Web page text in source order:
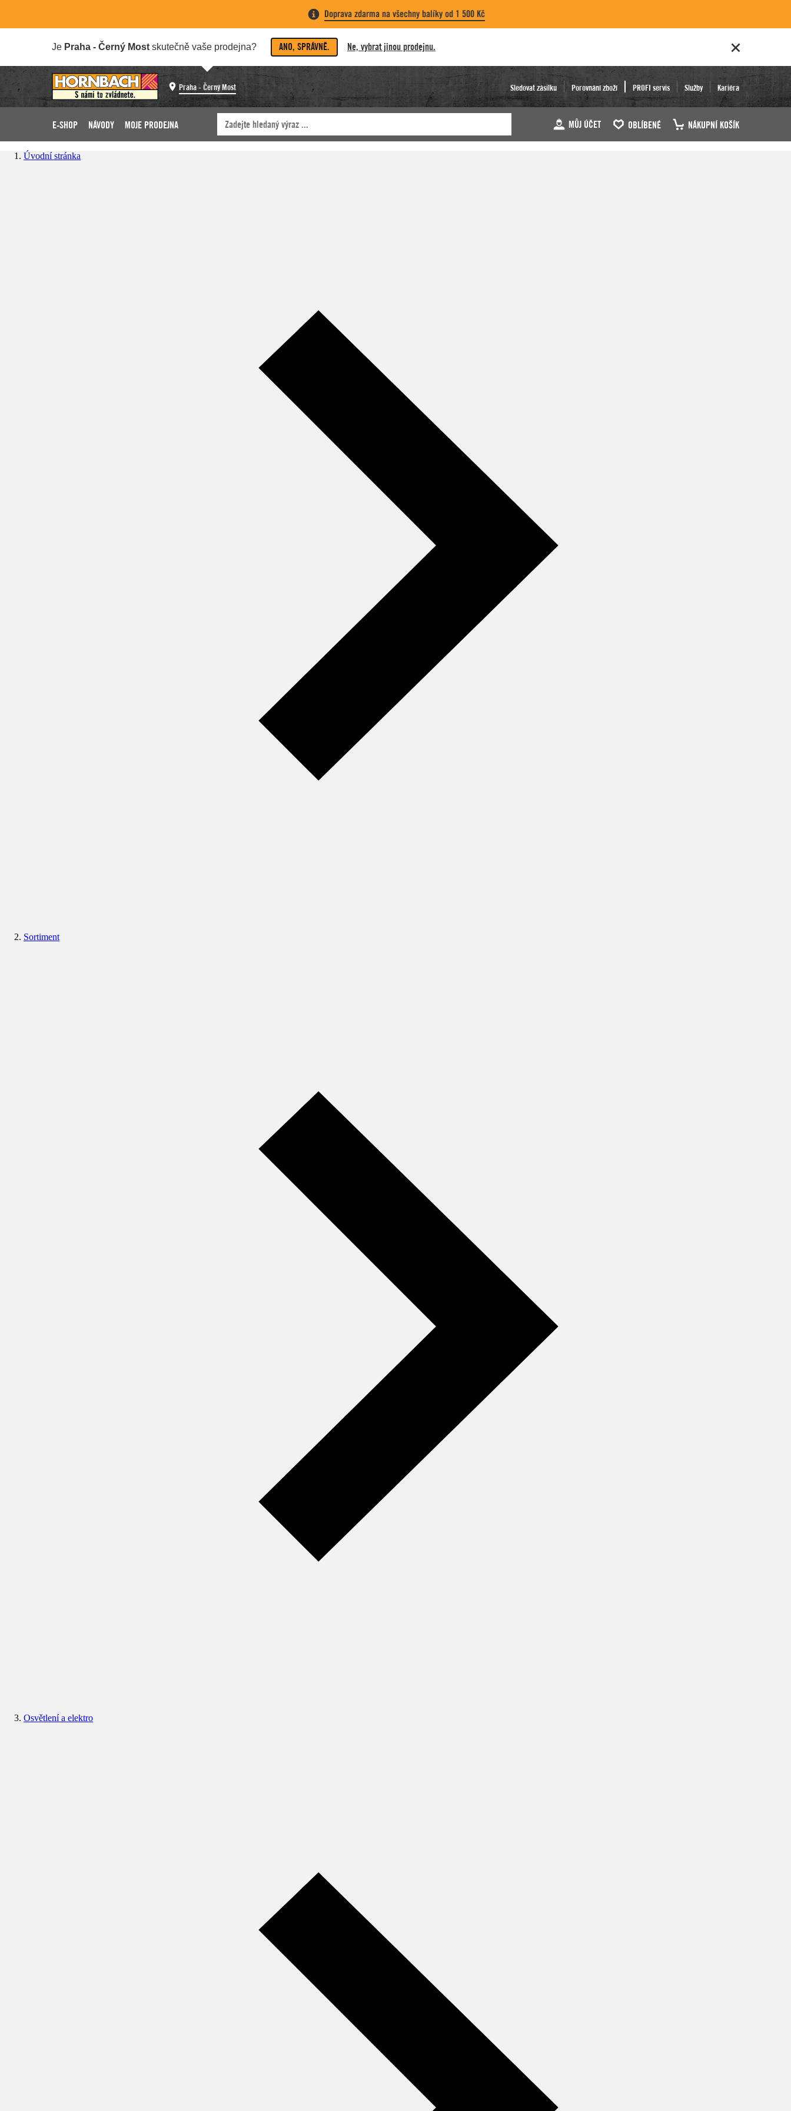
Doprava zdarma na všechny balíky od 1 500 Kč
Je Praha - Černý Most skutečně vaše prodejna? ANO, SPRÁVNĚ. Ne, vybrat jinou prodejnu.
Praha - Černý Most Sledovat zásilku Porovnání zboží PROFI servis Služby Kariéra
E-SHOP NÁVODY MOJE PRODEJNA MŮJ ÚČET OBLÍBENÉ NÁKUPNÍ KOŠÍK
Úvodní stránka
Sortiment
Osvětlení a elektro